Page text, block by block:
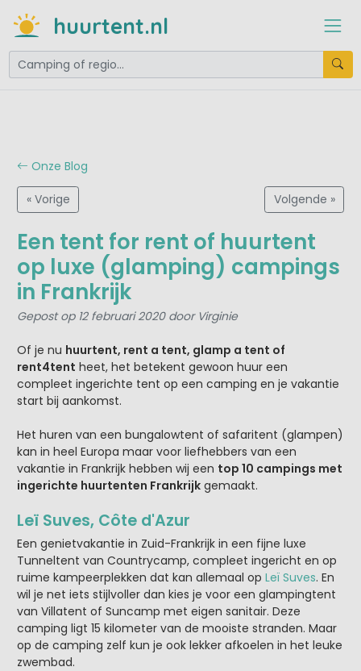
huurtent.nl
Onze Blog
« Vorige Volgende »
Een tent for rent of huurtent
op luxe (glamping) campings
in Frankrijk
Gepost op 12 februari 2020 door Virginie
Of je nu huurtent, rent a tent, glamp a tent of
rent4tent heet, het betekent gewoon huur een
compleet ingerichte tent op een camping en je vakantie
start bij aankomst.
Het huren van een bungalowtent of safaritent (glampen)
kan in heel Europa maar voor liefhebbers van een
vakantie in Frankrijk hebben wij een top 10 campings met
ingerichte huurtenten Frankrijk gemaakt.
Leï Suves, Côte d'Azur
Een genietvakantie in Zuid-Frankrijk in een fijne luxe
Tunneltent van Countrycamp, compleet ingericht en op
ruime kampeerplekken dat kan allemaal op Leï Suves. En
wil je net iets stijlvoller dan kies je voor een glampingtent
van Villatent of Suncamp met eigen sanitair. Deze
camping ligt 15 kilometer van de mooiste stranden. Maar
op de camping zelf kun je ook lekker afkoelen in het leuke
zwembad.